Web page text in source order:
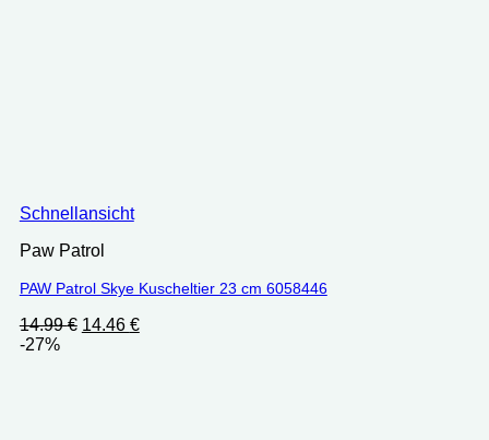
Schnellansicht
Paw Patrol
PAW Patrol Skye Kuscheltier 23 cm 6058446
14.99€ Ursprünglicher
14.46 €Aktueller
-27%